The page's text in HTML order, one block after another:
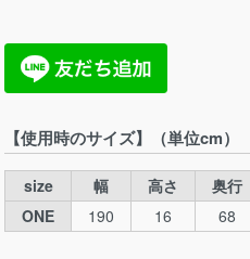
【使用時のサイズ】（単位cm）
size 幅 高さ
奥行
ONE
190 16 68